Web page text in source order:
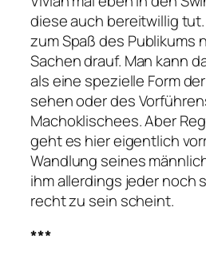
diese auch bereitwillig
zum Spaß des Publikums
Sachen drauf. Man kann
als eine spezielle Form
sehen oder des
Machoklischees. Aber
geht es hier eigentlich
Wandlung seines
ihm allerdings jeder noch
recht zu sein scheint.
***